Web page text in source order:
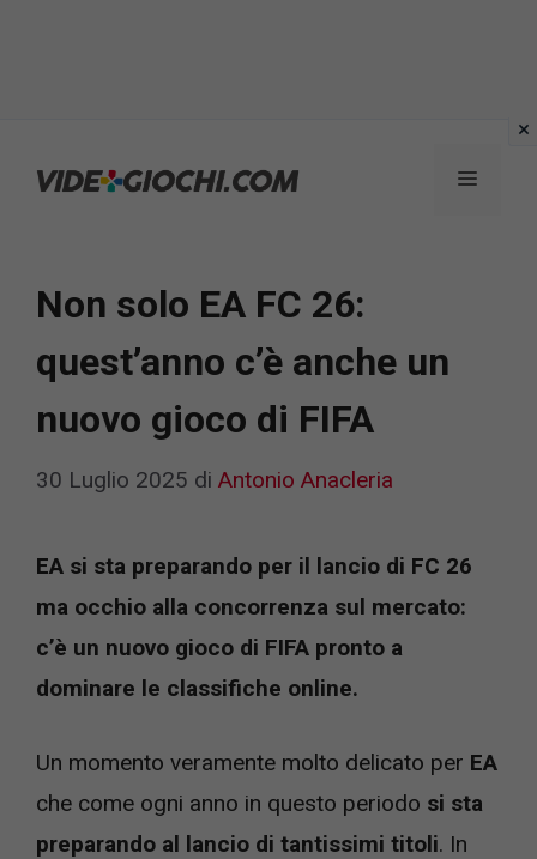
Menu
Non solo EA FC 26:
quest’anno c’è anche un
nuovo gioco di FIFA
30 Luglio 2025 di Antonio Anacleria
EA si sta preparando per il lancio di FC 26
ma occhio alla concorrenza sul mercato:
c’è un nuovo gioco di FIFA pronto a
dominare le classifiche online.
Un momento veramente molto delicato per EA
che come ogni anno in questo periodo si sta
preparando al lancio di tantissimi titoli. In